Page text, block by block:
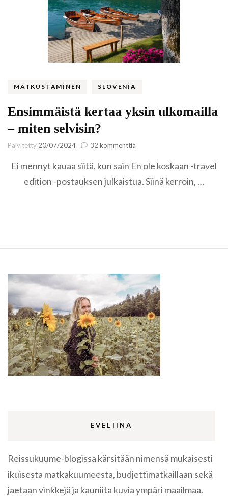
MATKUSTAMINEN SLOVENIA
Ensimmäistä kertaa yksin ulkomailla
– miten selvisin?
Päivitetty 20/07/2024 32 kommenttia
kertaa
ulkomailla
Ei mennyt kauaa siitä, kun sain En ole koskaan -travel
edition -postauksen julkaistua. Siinä kerroin, …
EVELIINA
Reissukuume-blogissa kärsitään nimensä mukaisesti
ikuisesta matkakuumeesta, budjettimatkaillaan sekä
jaetaan vinkkejä ja kauniita kuvia ympäri maailmaa.